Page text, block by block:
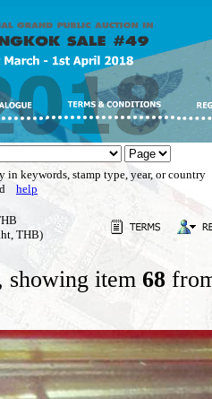
in keywords, stamp type, year, or country
help
THB)
showing item 68